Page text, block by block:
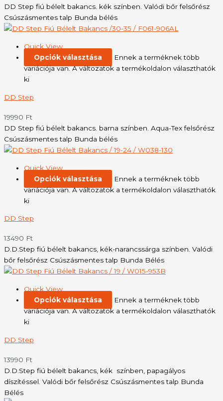
DD Step fiú bélelt bakancs. kék színben. Valódi bőr felsőrész
Csúszásmentes talp Bunda bélés
Quick View
Opciók választása
Ennek a terméknek több
variációja van. A változatok a termékoldalon választhatók
ki
DD Step
19990 Ft
DD Step fiú bélelt bakancs. barna színben. Aqua-Tex felsőrész
Csúszásmentes talp Bunda bélés
Quick View
Opciók választása
Ennek a terméknek több
variációja van. A változatok a termékoldalon választhatók
ki
DD Step
13490 Ft
D.D.Step fiú bélelt bakancs, kék-narancssárga színben. Valódi
bőr felsőrész Csúszásmentes talp Bunda Bélés
Quick View
Opciók választása
Ennek a terméknek több
variációja van. A változatok a termékoldalon választhatók
ki
DD Step
13990 Ft
D.D.Step fiú bélelt bakancs, kék színben, papagályos
díszítéssel. Valódi bőr felsőrész Csúszásmentes talp Bunda
Bélés